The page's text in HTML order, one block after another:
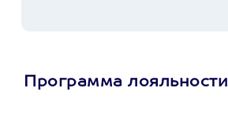
Программа лояльности